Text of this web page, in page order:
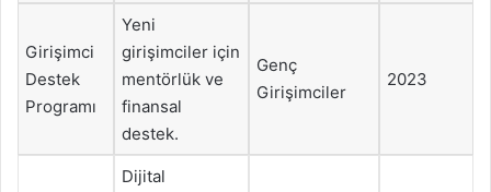
Girişimci
Destek
Programı
Yeni
girişimciler için
mentörlük ve
finansal
destek.
Genç
Girişimciler
2023
Dijital